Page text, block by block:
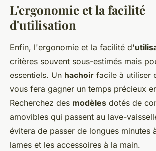
L'ergonomie et la facilité
d'utilisation
Enfin, l'ergonomie et la facilité d'
critères souvent sous-estimés mais
essentiels. Un hachoir facile à utiliser
vous fera gagner un temps précieux
Recherchez des modèles dotés de
amovibles qui passent au lave-
évitera de passer de longues minutes
lames et les accessoires à la main.